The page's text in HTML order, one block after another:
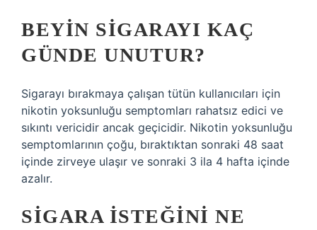
BEYIN SIGARAYI KAÇ
GÜNDE UNUTUR?
Sigarayı bırakmaya çalışan tütün kullanıcıları için
nikotin yoksunluğu semptomları rahatsız edici ve
sıkıntı vericidir ancak geçicidir. Nikotin yoksunluğu
semptomlarının çoğu, bıraktıktan sonraki 48 saat
içinde zirveye ulaşır ve sonraki 3 ila 4 hafta içinde
azalır.
SIGARA ISTEĞINI NE